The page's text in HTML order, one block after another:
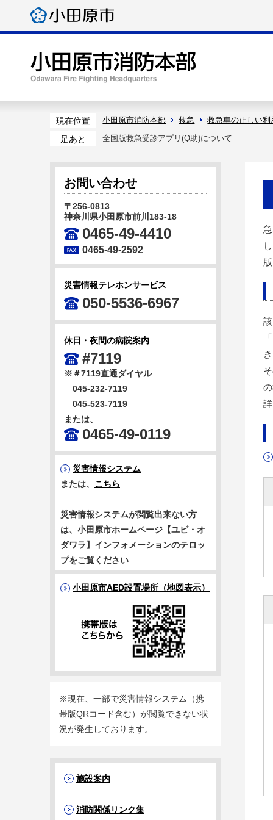
現在位置 小田原市消防本部 救急 救急車の正しい
足あと 全国版救急受診アプリ(Q助)について
お問い合わせ
〒256-0813
神奈川県小田原市前川183-18
0465-49-4410
0465-49-2592
災害情報テレホンサービス
050-5536-6967
休日・夜間の病院案内
#7119
※＃7119直通ダイヤル
045-232-7119
045-523-7119
または、
0465-49-0119
災害情報システム
または、 こちら
災害情報システムが閲覧出来ない方
は、小田原市ホームページ【ユビ・オ
ダワラ】インフォメーションのテロッ
プをご覧ください
小田原市AED設置場所（地図表示）
※現在、一部で災害情報システム（携
帯版QRコード含む）が閲覧できない状
況が発生しております。
施設案内
消防関係リンク集